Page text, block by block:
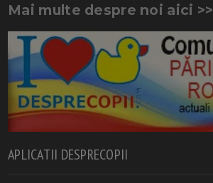
Mai multe despre noi aici >>
APLICATII DESPRECOPII